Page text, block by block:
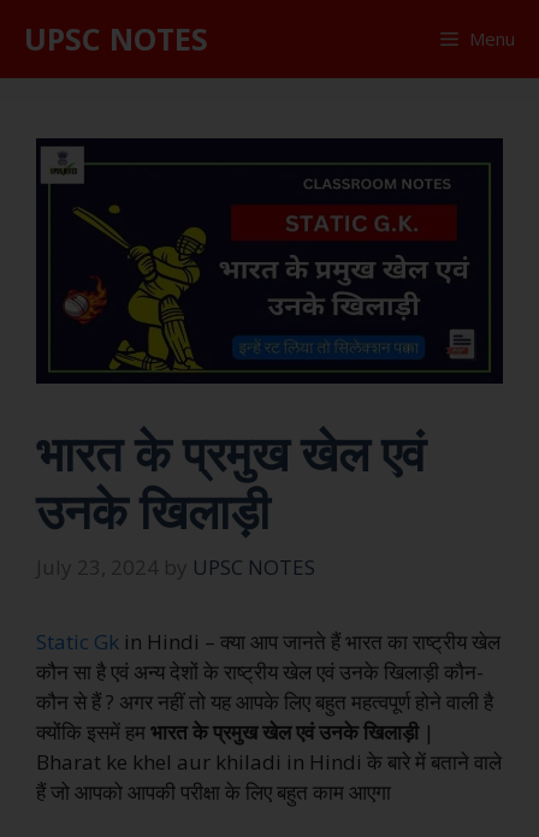
UPSC NOTES Menu
भारत के प्रमुख खेल एवं
उनके खिलाड़ी
July 23, 2024 by UPSC NOTES
Static Gk in Hindi – क्या आप जानते हैं भारत का राष्ट्रीय खेल
कौन सा है एवं अन्य देशों के राष्ट्रीय खेल एवं उनके खिलाड़ी कौन-
कौन से हैं ? अगर नहीं तो यह आपके लिए बहुत महत्वपूर्ण होने वाली है
क्योंकि इसमें हमभारत के प्रमुख खेल एवं उनके खिलाड़ी |
Bharat ke khel aur khiladi in Hindi के बारे में बताने वाले
हैं जो आपको आपकी परीक्षा के लिए बहुत काम आएगा